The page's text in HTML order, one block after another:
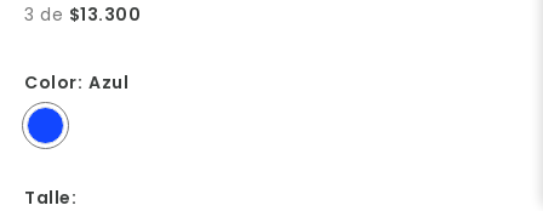
3 de $13.300
Color: Azul
Talle: